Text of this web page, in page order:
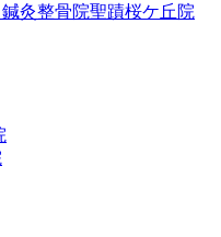
灸整骨院聖蹟桜ケ丘院